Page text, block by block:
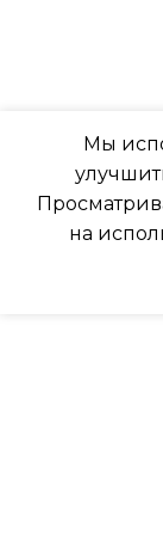
ДИАМЕТР
Мы
на